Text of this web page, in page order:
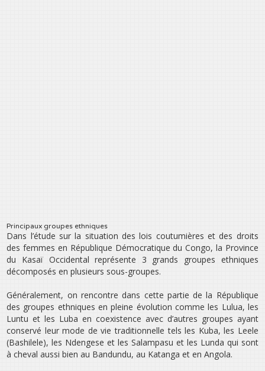
Principaux groupes ethniques
Dans l’étude sur la situation des lois coutumières et des droits
des femmes en République Démocratique du Congo, la Province
du Kasaï Occidental représente 3 grands groupes ethniques
décomposés en plusieurs sous-groupes.
Généralement, on rencontre dans cette partie de la République
des groupes ethniques en pleine évolution comme les Lulua, les
Luntu et les Luba en coexistence avec d’autres groupes ayant
conservé leur mode de vie traditionnelle tels les Kuba, les Leele
(Bashilele), les Ndengese et les Salampasu et les Lunda qui sont
à cheval aussi bien au Bandundu, au Katanga et en Angola.